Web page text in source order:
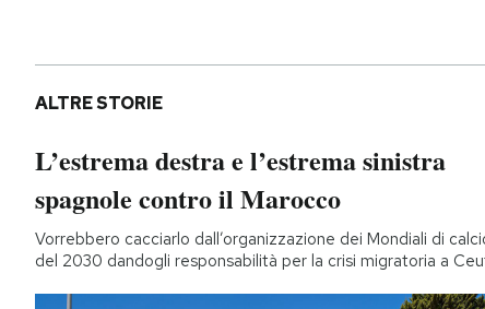
ALTRE STORIE
L’estrema destra e l’estrema sinistra
spagnole contro il Marocco
Vorrebbero cacciarlo dall’organizzazione dei Mondiali di
del 2030 dandogli responsabilità per la crisi migratoria a